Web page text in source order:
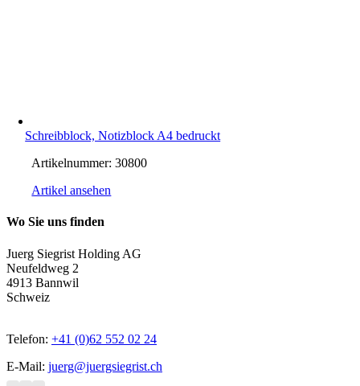
Schreibblock, Notizblock A4 bedruckt
Artikelnummer:30800
Artikel ansehen
Wo Sie uns finden
Juerg Siegrist Holding AG
Neufeldweg 2
4913 Bannwil
Schweiz
Telefon: +41 (0)62 552 02 24
E-Mail: juerg@juergsiegrist.ch